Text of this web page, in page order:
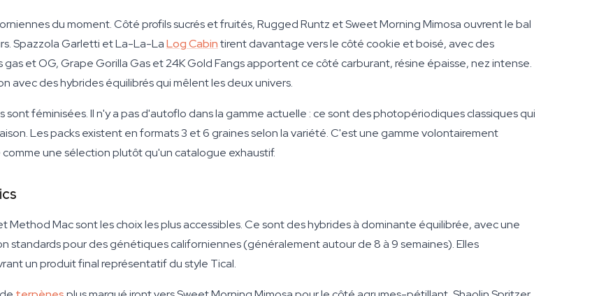
du moment. Côté profils sucrés et fruités, Rugged Runtz et Sweet Morning Mimosa ouvrent le bal
Spazzola Garletti et La-La-LaLog Cabintirent davantage vers le côté cookie et boisé, avec des
et OG, Grape Gorilla Gas et 24K Gold Fangs apportent ce côté carburant, résine épaisse, nez intense.
avec des hybrides équilibrés qui mêlent les deux univers.
féminisées. Il n'y a pas d'autoflo dans la gamme actuelle : ce sont des photopériodiques classiques qui
Les packs existent en formats 3 et 6 graines selon la variété. C'est une gamme volontairement
une sélection plutôt qu'un catalogue exhaustif.
Method Mac sont les choix les plus accessibles. Ce sont des hybrides à dominante équilibrée, avec une
standards pour des génétiques californiennes (généralement autour de 8 à 9 semaines). Elles
un produit final représentatif du style Tical.